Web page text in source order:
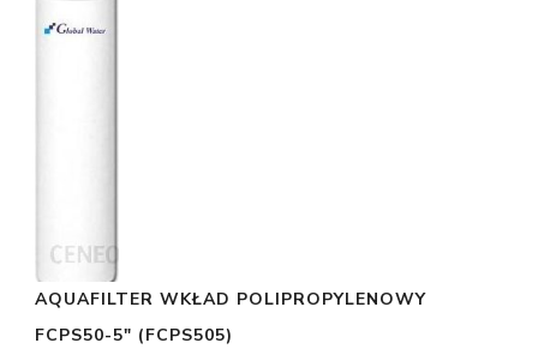
AQUAFILTER WKŁAD POLIPROPYLENOWY
FCPS50-5" (FCPS505)